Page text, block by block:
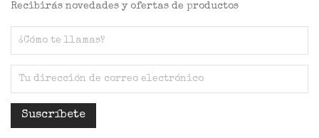
Recibirás novedades y ofertas de productos